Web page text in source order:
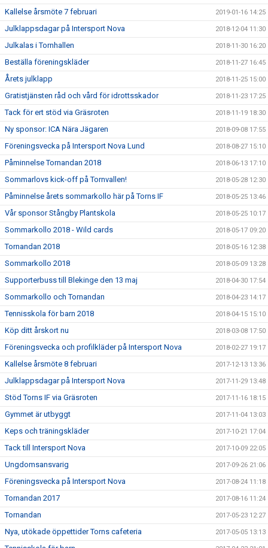
Kallelse årsmöte 7 februari 2019-01-16 14:25
Julklappsdagar på Intersport Nova 2018-12-04 11:30
Julkalas i Tornhallen 2018-11-30 16:20
Beställa föreningskläder 2018-11-27 16:45
Årets julklapp 2018-11-25 15:00
Gratistjänsten råd och vård för idrottsskador 2018-11-23 17:25
Tack för ert stöd via Gräsroten 2018-11-19 18:30
Ny sponsor: ICA Nära Jägaren 2018-09-08 17:55
Föreningsvecka på Intersport Nova Lund 2018-08-27 15:10
Påminnelse Tornandan 2018 2018-06-13 17:10
Sommarlovs kick-off på Tornvallen! 2018-05-28 12:30
Påminnelse årets sommarkollo här på Torns IF 2018-05-25 13:46
Vår sponsor Stångby Plantskola 2018-05-25 10:17
Sommarkollo 2018 - Wild cards 2018-05-17 09:20
Tornandan 2018 2018-05-16 12:38
Sommarkollo 2018 2018-05-09 13:28
Supporterbuss till Blekinge den 13 maj 2018-04-30 17:54
Sommarkollo och Tornandan 2018-04-23 14:17
Tennisskola för barn 2018 2018-04-15 15:10
Köp ditt årskort nu 2018-03-08 17:50
Föreningsvecka och profilkläder på Intersport Nova 2018-02-27 19:17
Kallelse årsmöte 8 februari 2017-12-13 13:36
Julklappsdagar på Intersport Nova 2017-11-29 13:48
Stöd Torns IF via Gräsroten 2017-11-16 18:15
Gymmet är utbyggt 2017-11-04 13:03
Keps och träningskläder 2017-10-21 17:04
Tack till Intersport Nova 2017-10-09 22:05
Ungdomsansvarig 2017-09-26 21:06
Föreningsvecka på Intersport Nova 2017-08-24 11:18
Tornandan 2017 2017-08-16 11:24
Tornandan 2017-05-23 12:27
Nya, utökade öppettider Torns cafeteria 2017-05-05 13:13